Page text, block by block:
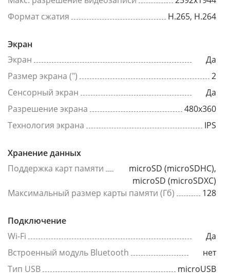
Формат сжатия
H.265, H.264
Экран
Экран
Да
Размер экрана (")
2
Сенсорный экран
Да
Разрешение экрана
480x360
Технология экрана
IPS
Хранение данных
Поддержка карт памяти
microSD (microSDHC),
microSD (microSDXC)
Максимальный размер карты памяти (Гб)
128
Подключение
Wi-Fi
Да
Встроенный модуль Bluetooth
нет
Тип USB
microUSB